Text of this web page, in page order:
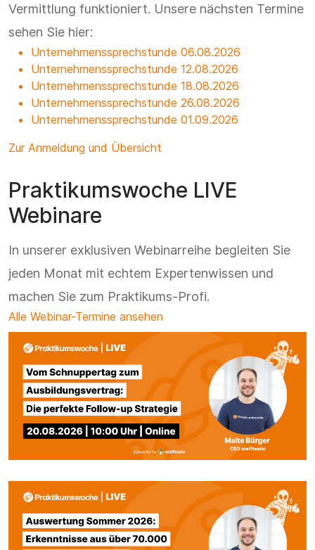
Vermittlung funktioniert. Unsere nächsten Termine
sehen Sie hier:
Unternehmenssprechstunde 06.08.2026
Unternehmenssprechstunde 12.08.2026
Unternehmenssprechstunde 18.08.2026
Unternehmenssprechstunde 26.08.2026
Unternehmenssprechstunde 01.09.2026
Zur Anmeldung und Übersicht
Praktikumswoche LIVE
Webinare
In unserer exklusiven Webinarreihe begleiten Sie
jeden Monat mit echtem Expertenwissen und
machen Sie zum Praktikums-Profi.
Alle Webinar-Termine ansehen